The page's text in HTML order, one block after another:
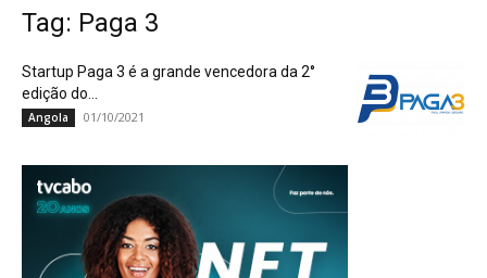
Tag: Paga 3
Startup Paga 3 é a grande vencedora da 2°
edição do...
Angola 01/10/2021